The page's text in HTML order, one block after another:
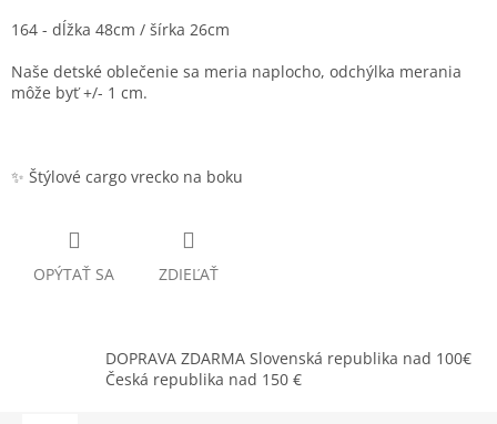
164 - dĺžka 48cm / šírka 26cm
Naše detské oblečenie sa meria naplocho, odchýlka merania
môže byť +/- 1 cm.
✨ Štýlové cargo vrecko na boku
OPÝTAŤ SA ZDIEĽAŤ
DOPRAVA ZDARMA Slovenská republika nad 100€
Česká republika nad 150 €